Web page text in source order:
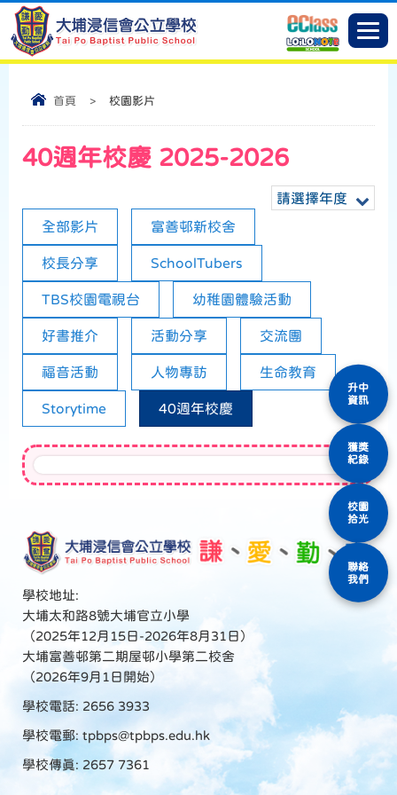
首頁 > 校園影片
40週年校慶 2025-2026
請選擇年度
全部影片
富善邨新校舍
校長分享 SchoolTubers
TBS校園電視台 幼稚園體驗活動
好書推介 活動分享 交流團
福音活動 人物專訪 生命教育
Storytime 40週年校慶
學校地址:
大埔太和路8號大埔官立小學
（2025年12月15日-2026年8月31日）
大埔富善邨第二期屋邨小學第二校舍
（2026年9月1日開始）
學校電話: 2656 3933
學校電郵: tpbps@tpbps.edu.hk
學校傳真: 2657 7361
升中
資訊
獲獎
紀錄
校園
拾光
聯絡
我們